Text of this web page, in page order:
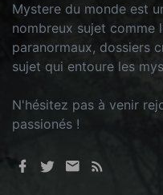
Mystere du monde est
nombreux sujet comme
paranormaux, dossiers
sujet qui entoure les
N'hésitez pas à venir
passionés !